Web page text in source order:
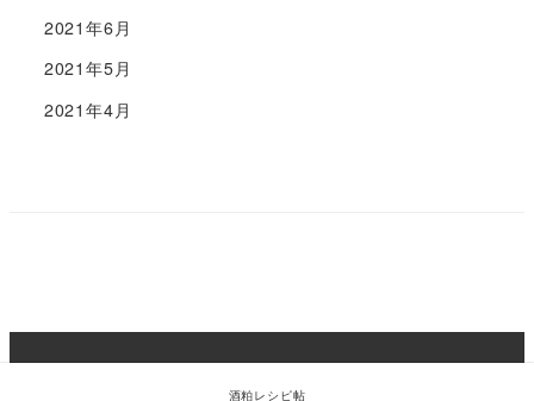
2021年6月
2021年5月
2021年4月
Copyright 2018 - 2022 Hacco to go ! | All Rights
酒粕レシピ帖